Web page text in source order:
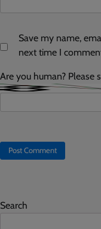
Save my name,
next time I
Are you human? Please
Search